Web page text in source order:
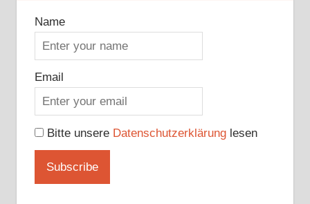
Name
Email
Bitte unsere Datenschutzerklärunglesen